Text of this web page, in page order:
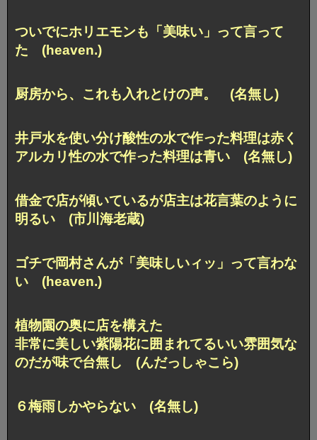
ついでにホリエモンも「美味い」って言って
た (heaven.)
厨房から、これも入れとけの声。 (名無し)
井戸水を使い分け酸性の水で作った料理は赤く
アルカリ性の水で作った料理は青い (名無し)
借金で店が傾いているが店主は花言葉のように
明るい (市川海老蔵)
ゴチで岡村さんが「美味しいィッ」って言わな
い (heaven.)
植物園の奥に店を構えた
非常に美しい紫陽花に囲まれてるいい雰囲気な
のだが味で台無し (んだっしゃこら)
６梅雨しかやらない (名無し)